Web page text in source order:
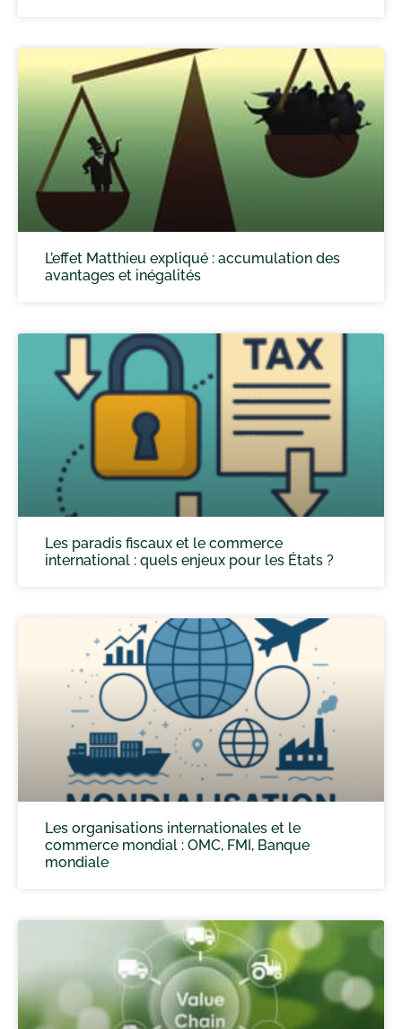
L’effet Matthieu expliqué : accumulation des
avantages et inégalités
Les paradis fiscaux et le commerce
international : quels enjeux pour les États ?
Les organisations internationales et le
commerce mondial : OMC, FMI, Banque
mondiale